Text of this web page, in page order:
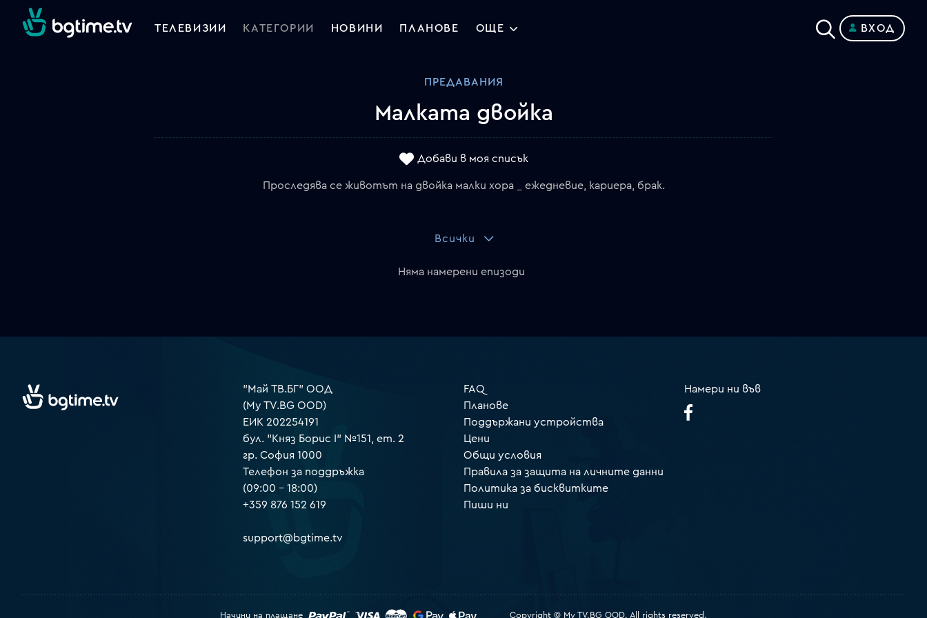
ТЕЛЕВИЗИИ КАТЕГОРИИ НОВИНИ ПЛАНОВЕ ОЩЕ ВХОД
ПРЕДАВАНИЯ
Малката двойка
Добави в моя списък
Проследява се животът на двойка малки хора _ ежедневие, кариера, брак.
Всички
Няма намерени епизоди
"Май ТВ.БГ" ООД
(My TV.BG OOD)
ЕИК 202254191
бул. "Княз Борис I" №151, ет. 2
гр. София 1000
Телефон за поддръжка
(09:00 – 18:00)
+359 876 152 619
support@bgtime.tv
FAQ
Планове
Поддържани устройства
Цени
Общи условия
Правила за защита на личните данни
Политика за бисквитките
Пиши ни
Намери ни във
Начини на плащане Copyright © My TV.BG OOD. All rights reserved.